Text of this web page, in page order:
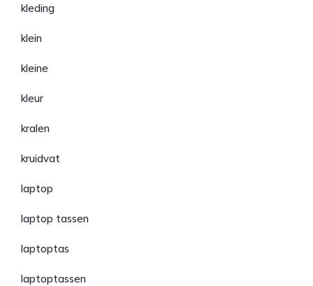
kleding
klein
kleine
kleur
kralen
kruidvat
laptop
laptop tassen
laptoptas
laptoptassen